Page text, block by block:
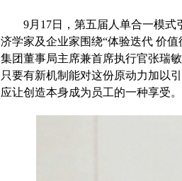
9月17日，第五届人单合一模式
济学家及企业家围绕“体验迭代 价
集团董事局主席兼首席执行官张瑞
只要有新机制能对这份原动力加以
应让创造本身成为员工的一种享受。